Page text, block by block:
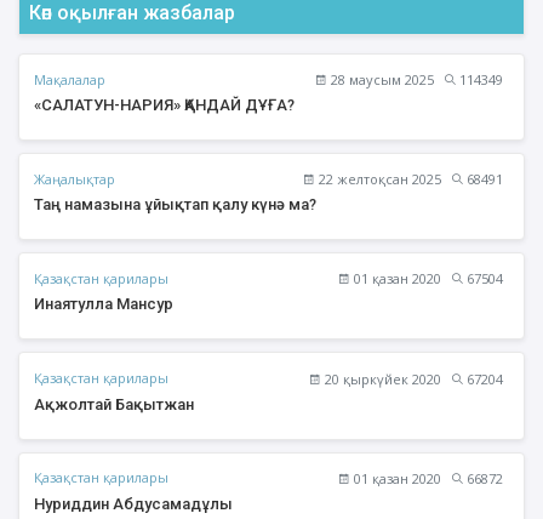
Көп оқылған жазбалар
Мақалалар 28 маусым 2025
114349
«САЛАТУН-НАРИЯ» ҚАНДАЙ ДҰҒА?
Жаңалықтар 22 желтоқсан 2025
68491
Таң намазына ұйықтап қалу күнә ма?
Қазақстан қарилары 01 қазан 2020
67504
Инаятулла Мансур
Қазақстан қарилары 20 қыркүйек 2020
67204
Ақжолтай Бақытжан
Қазақстан қарилары 01 қазан 2020
66872
Нуриддин Абдусамадұлы